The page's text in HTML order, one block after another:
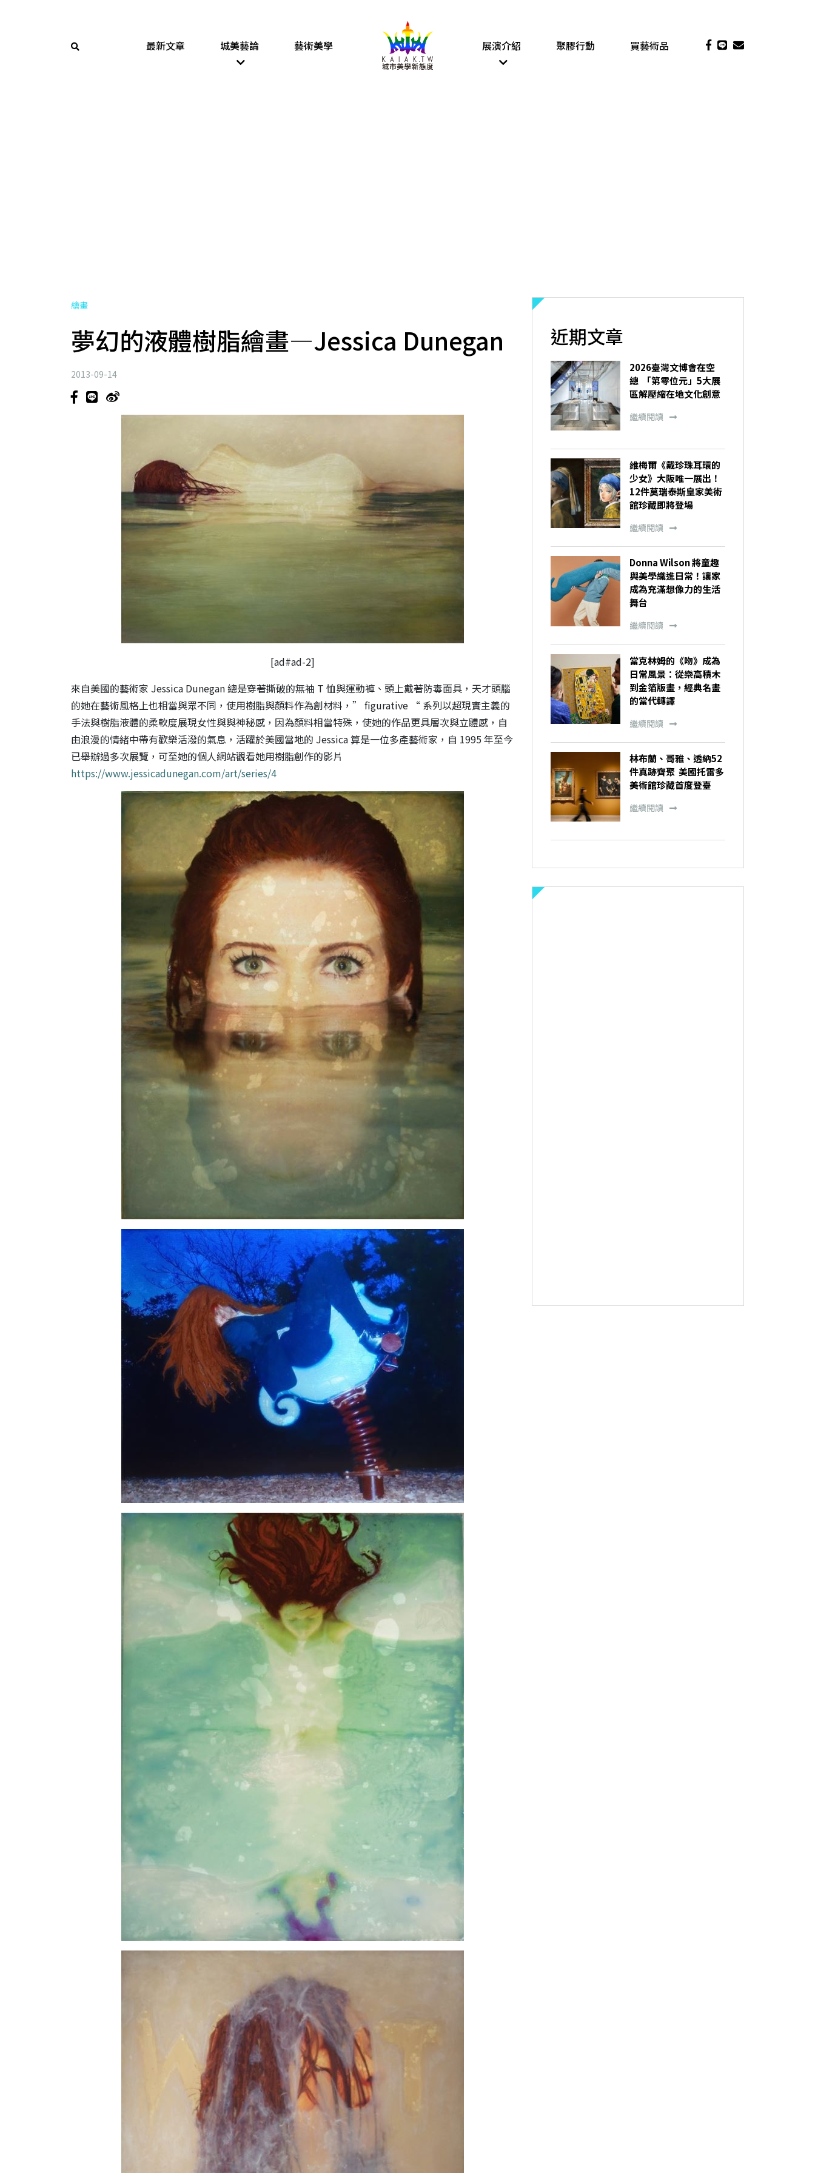
最新文章 城美藝論 藝術美學 展演介紹 聚膠行動 買藝術品
繪畫
夢幻的液體樹脂繪畫—Jessica Dunegan
2013-09-14
[ad#ad-2]
來自美國的藝術家 Jessica Dunegan 總是穿著撕破的無袖 T 恤與運動褲、頭上戴著防毒面具，天才頭腦
的她在藝術風格上也相當與眾不同，使用樹脂與顏料作為創材料，” figurative “ 系列以超現實主義的
手法與樹脂液體的柔軟度展現女性與與神秘感，因為顏料相當特殊，使她的作品更具層次與立體感，自
由浪漫的情緒中帶有歡樂活潑的氣息，活躍於美國當地的 Jessica 算是一位多產藝術家，自 1995 年至今
已舉辦過多次展覽，可至她的個人網站觀看她用樹脂創作的影片
https://www.jessicadunegan.com/art/series/4
近期文章
2026臺灣文博會在空
總 「第零位元」5大展
區解壓縮在地文化創意
繼續閱讀
維梅爾《戴珍珠耳環的
少女》大阪唯一展出！
12件莫瑞泰斯皇家美術
館珍藏即將登場
繼續閱讀
Donna Wilson 將童趣
與美學織進日常！讓家
成為充滿想像力的生活
舞台
繼續閱讀
當克林姆的《吻》成為
日常風景：從樂高積木
到金箔版畫，經典名畫
的當代轉譯
繼續閱讀
林布蘭、哥雅、透納52
件真跡齊聚 美國托雷多
美術館珍藏首度登臺
繼續閱讀